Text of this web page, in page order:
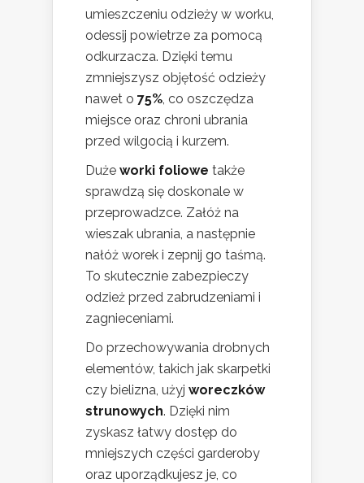
umieszczeniu odzieży w worku,
odessij powietrze za pomocą
odkurzacza. Dzięki temu
zmniejszysz objętość odzieży
nawet o 75%, co oszczędza
miejsce oraz chroni ubrania
przed wilgocią i kurzem.
Duże worki foliowe także
sprawdzą się doskonale w
przeprowadzce. Załóż na
wieszak ubrania, a następnie
nałóż worek i zepnij go taśmą.
To skutecznie zabezpieczy
odzież przed zabrudzeniami i
zagnieceniami.
Do przechowywania drobnych
elementów, takich jak skarpetki
czy bielizna, użyj woreczków
strunowych. Dzięki nim
zyskasz łatwy dostęp do
mniejszych części garderoby
oraz uporządkujesz je, co